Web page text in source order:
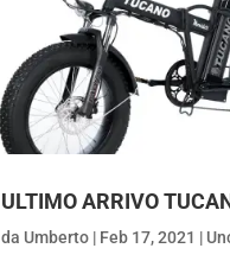
ULTIMO ARRIVO
da Umberto | Feb 17, 2021 |